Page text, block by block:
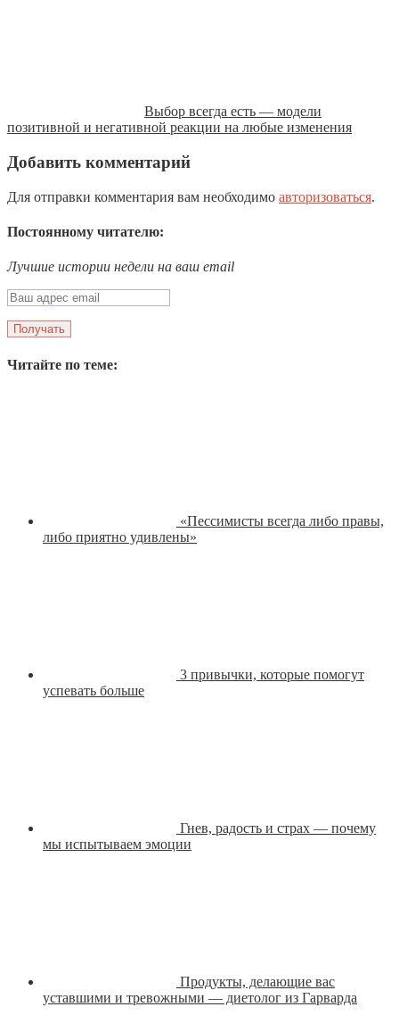
Выбор всегда есть — модели
позитивной и негативной реакции на любые изменения
Добавить комментарий
Для отправки комментария вам необходимо авторизоваться.
Постоянному читателю:
Лучшие истории недели на ваш email
Читайте по теме:
«Пессимисты всегда либо правы,
либо приятно удивлены»
3 привычки, которые помогут
успевать больше
Гнев, радость и страх — почему
мы испытываем эмоции
Продукты, делающие вас
уставшими и тревожными — диетолог из Гарварда